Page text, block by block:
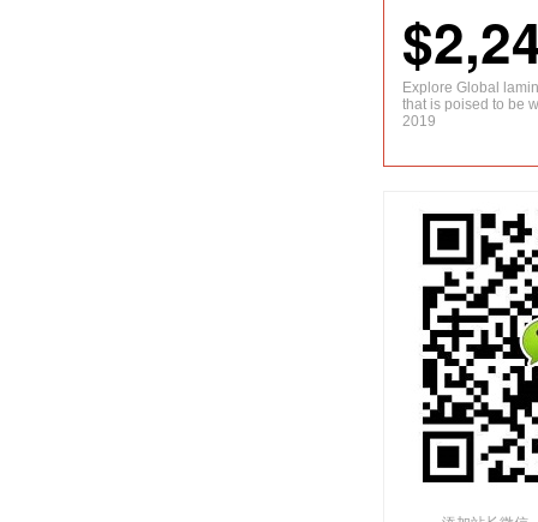
Explore Global
that is poised to be
2019